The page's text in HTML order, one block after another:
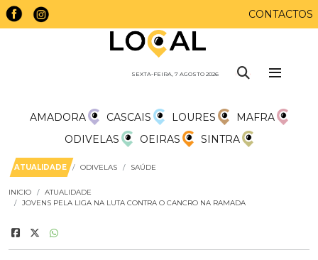
CONTACTOS
SEXTA-FEIRA, 7 AGOSTO 2026
AMADORA CASCAIS LOURES
MAFRA
ODIVELAS
OEIRAS SINTRA
ATUALIDADE ODIVELAS SAÚDE
INICIO
ATUALIDADE
JOVENS PELA LIGA NA LUTA CONTRA O CANCRO NA RAMADA